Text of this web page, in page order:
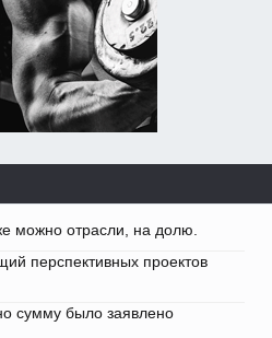
можно отрасли, на долю.
перспективных проектов
сумму было заявлено